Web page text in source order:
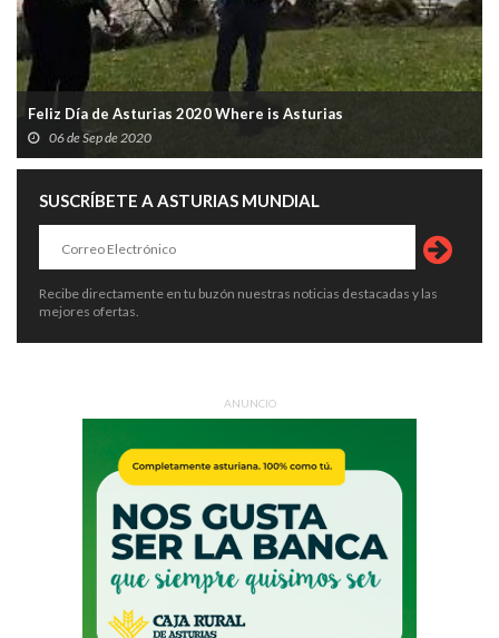
Feliz Día de Asturias 2020 Where is Asturias
06 de Sep de 2020
SUSCRÍBETE A ASTURIAS MUNDIAL
Recibe directamente en tu buzón nuestras noticias destacadas y las
mejores ofertas.
ANUNCIO